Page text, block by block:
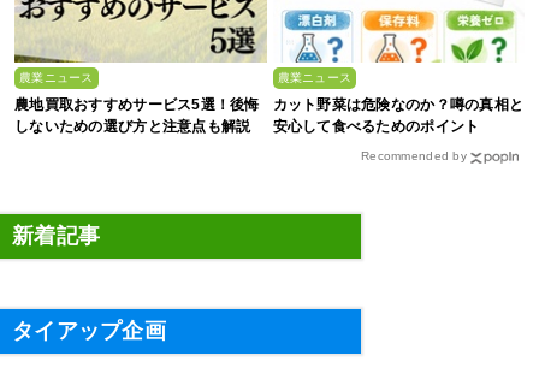
農業ニュース
農地買取おすすめサービス5選！後悔
しないための選び方と注意点も解説
農業ニュース
カット野菜は危険なのか？噂の真相と
安心して食べるためのポイント
Recommended by
新着記事
タイアップ企画